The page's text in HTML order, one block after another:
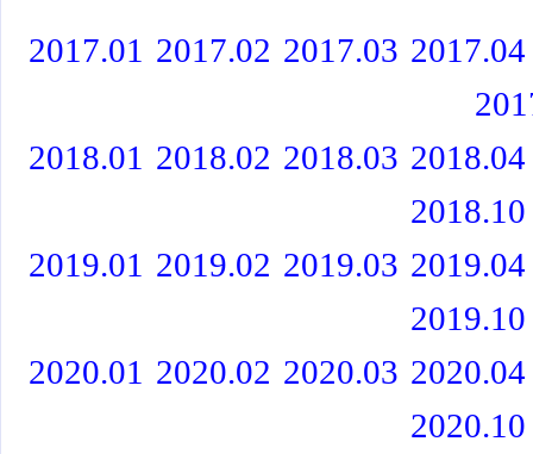
2017.01 2017.02 2017.03 2017.04
2018.01 2018.02 2018.03 2018.04
2018.10
2019.01 2019.02 2019.03 2019.04
2019.10
2020.01 2020.02 2020.03 2020.04
2020.10